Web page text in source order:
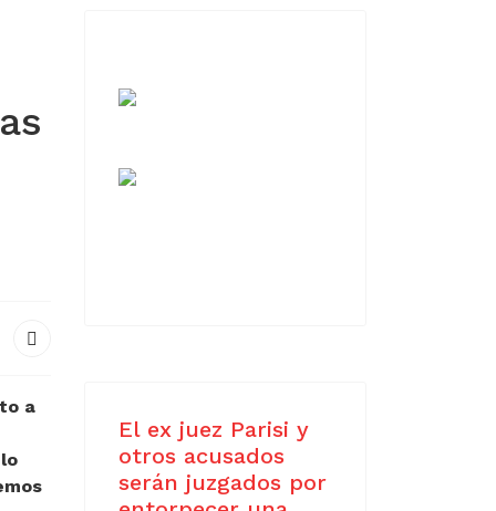
a
El ex juez Parisi y
otros acusados
serán juzgados por